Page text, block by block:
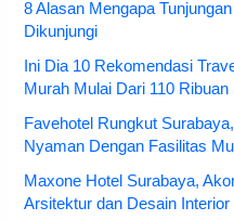
8 Alasan Mengapa
Dikunjungi
Ini Dia 10 Rekomendasi
Murah Mulai Dari 110 Ribuan
Favehotel Rungkut
Nyaman Dengan Fasilitas
Maxone Hotel Surabaya,
Arsitektur dan Desain Interior